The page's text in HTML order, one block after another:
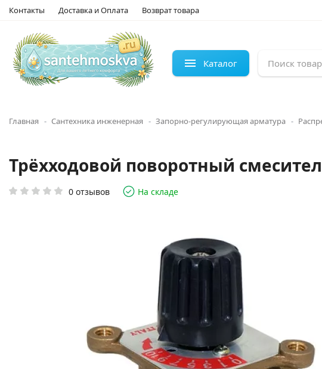
Контакты Доставка и Оплата Возврат товара
Каталог
Главная Сантехника инженерная Запорно-регулирующая арматура
Трёхходовой поворотный
0 отзывов На складе